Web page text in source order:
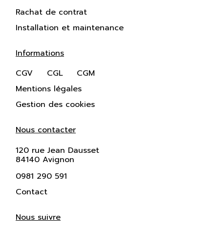
Rachat de contrat
Installation et maintenance
Informations
CGV
CGL
CGM
Mentions légales
Gestion des cookies
Nous contacter
120 rue Jean Dausset
84140 Avignon
0981 290 591
Contact
Nous suivre